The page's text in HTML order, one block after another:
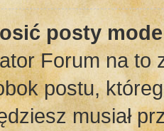
posty
Forum na to
postu,
musiał